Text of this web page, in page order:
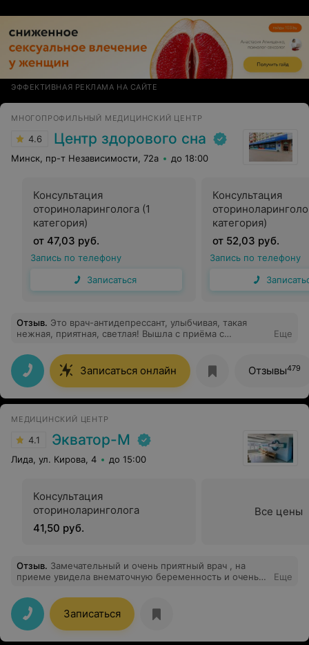
ЭФФЕКТИВНАЯ РЕКЛАМА НА САЙТЕ
МНОГОПРОФИЛЬНЫЙ МЕДИЦИНСКИЙ ЦЕНТР
4.6 Центр здорового сна
Минск, пр-т Независимости, 72а до 18:00
Консультация
оториноларинголога (1
категория)
от 47,03 руб.
Запись по телефону
Записаться
Консультация
категория)
от 52,03 руб.
Запись по телефону
Отзыв. Это врач-антидепрессант, улыбчивая, такая
нежная, приятная, светлая! Вышла с приёма с
на своём месте! Очень рекомендую!!!!
Еще
Записаться онлайн Отзывы479
МЕДИЦИНСКИЙ ЦЕНТР
4.1 Экватор-М
Лида, ул. Кирова, 4 до 15:00
Консультация
оториноларинголога
41,50 руб.
Все цены
Отзыв. Замечательный и очень приятный врач , на
приеме увидела внематочную беременность и очень
всем знакомым советую , все мои приемы в ее
кабинете проходили хорошо и бережно , просто
большое спасибо таким врачам
Еще
Записаться